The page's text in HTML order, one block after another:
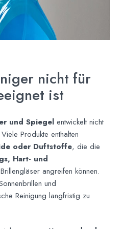
nicht für
ist
und Spiegel entwickelt nicht
Produkte enthalten
oder Duftstoffe, die die
Hart- und
angreifen können.
und
Reinigung langfristig zu